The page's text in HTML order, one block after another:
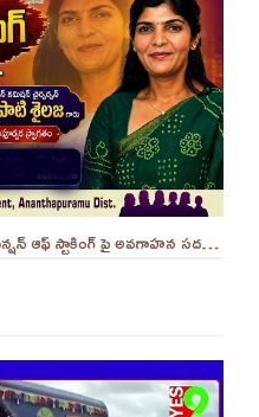
మహిళలు, విద్యార్తినిలు ఎదుర్కొంటున్న ప్రివెన్షన్ ఆఫ్ స్టాకింగ్ పై అవగాహన సదస్సు.. - ||YES 9TV